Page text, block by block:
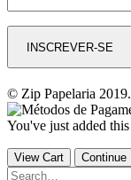
© Zip Papelaria
You've just added
View Cart Continue